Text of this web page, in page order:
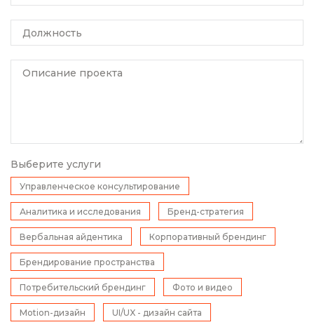
Должность
Описание проекта
Выберите услуги
Управленческое консультирование
Аналитика и исследования Бренд-стратегия
Вербальная айдентика Корпоративный брендинг
Брендирование пространства
Потребительский брендинг Фото и видео
Motion-дизайн UI/UX - дизайн сайта